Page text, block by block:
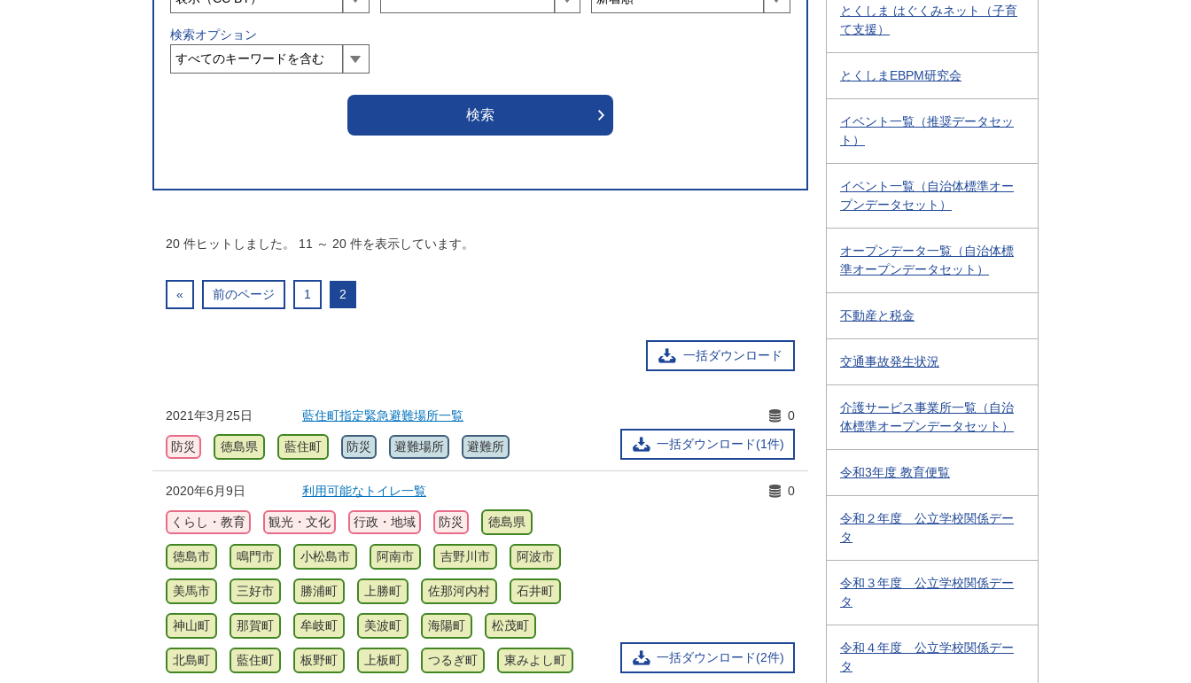
検索オプション
20 件ヒットしました。 11 ～ 20 件を表示しています。
« 前のページ 1 2
一括ダウンロード
2021年3月25日
藍住町指定緊急避難場所一覧
一括ダウンロード(1件)
0
防災 徳島県 藍住町 防災 避難場所 避難所
2020年6月9日 利用可能なトイレ一覧
一括ダウンロード(2件)
0
くらし・教育 観光・文化 行政・地域 防災 徳島県
徳島市 鳴門市 小松島市 阿南市 吉野川市 阿波市
美馬市 三好市 勝浦町 上勝町 佐那河内村 石井町
神山町 那賀町 牟岐町 美波町 海陽町 松茂町
北島町 藍住町 板野町 上板町 つるぎ町 東みよし町
とくしま はぐくみネット（子育
て支援）
とくしまEBPM研究会
イベント一覧（推奨データセッ
ト）
イベント一覧（自治体標準オー
プンデータセット）
オープンデータ一覧（自治体標
準オープンデータセット）
不動産と税金
交通事故発生状況
介護サービス事業所一覧（自治
体標準オープンデータセット）
令和3年度 教育便覧
令和２年度 公立学校関係デー
タ
令和３年度 公立学校関係デー
タ
令和４年度 公立学校関係デー
タ